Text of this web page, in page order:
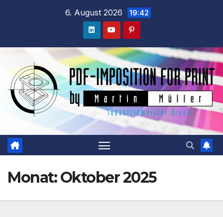
6. August 2026 19:42
Monat:Oktober 2025